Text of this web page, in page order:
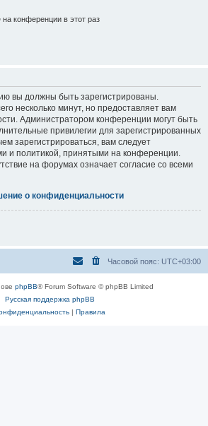
конференции в этот раз
вы должны быть зарегистрированы.
несколько минут, но предоставляет вам
Администратором конференции могут быть
привилегии для зарегистрированных
зарегистрироваться, вам следует
и политикой, принятыми на конференции.
на форумах означает согласие со всеми
о конфиденциальности
Часовой пояс: UTC+03:00
phpBB® Forum Software © phpBB Limited
Русская поддержка phpBB
| Правила